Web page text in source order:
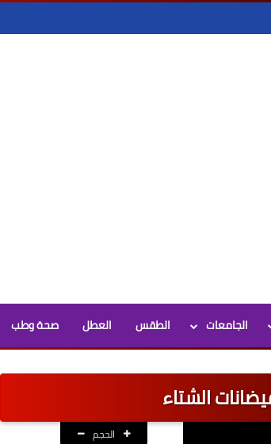
الجامعات الطقس العطل صحة وطب
الشتاء
الحجم